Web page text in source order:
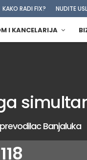
KAKO RADI FIX? NUDITE
I KANCELARIJA
Banjaluka
118